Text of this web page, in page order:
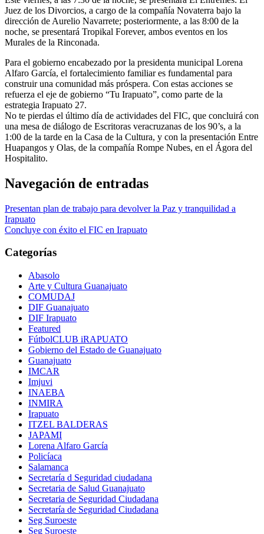
Juez de los Divorcios, a cargo de la compañía Novaterra bajo la
dirección de Aurelio Navarrete; posteriormente, a las 8:00 de la
noche, se presentará Tropikal Forever, ambos eventos en los
Murales de la Rinconada.
Para el gobierno encabezado por la presidenta municipal Lorena
Alfaro García, el fortalecimiento familiar es fundamental para
construir una comunidad más próspera. Con estas acciones se
refuerza el eje de gobierno “Tu Irapuato”, como parte de la
estrategia Irapuato 27.
No te pierdas el último día de actividades del FIC, que concluirá con
una mesa de diálogo de Escritoras veracruzanas de los 90’s, a la
1:00 de la tarde en la Casa de la Cultura, y con la presentación Entre
Huapangos y Olas, de la compañía Rompe Nubes, en el Ágora del
Hospitalito.
Navegación de entradas
Presentan plan de trabajo para devolver la Paz y tranquilidad a
Irapuato
Concluye con éxito el FIC en Irapuato
Categorías
Abasolo
Arte y Cultura Guanajuato
COMUDAJ
DIF Guanajuato
DIF Irapuato
Featured
FútbolCLUB iRAPUATO
Gobierno del Estado de Guanajuato
Guanajuato
IMCAR
Imjuvi
INAEBA
INMIRA
Irapuato
ITZEL BALDERAS
JAPAMI
Lorena Alfaro García
Policíaca
Salamanca
Secretaría d Seguridad ciudadana
Secretaria de Salud Guanajuato
Secretaria de Seguridad Ciudadana
Secretaría de Seguridad Ciudadana
Seg Suroeste
Seg Suroeste